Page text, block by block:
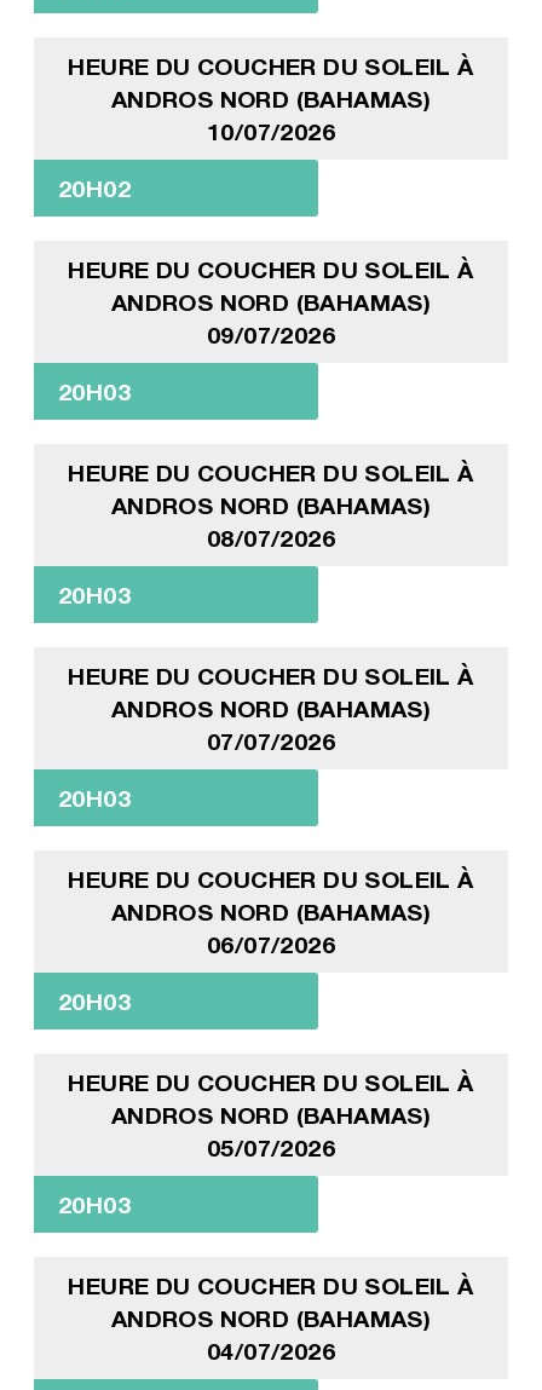
HEURE DU COUCHER DU SOLEIL À
ANDROS NORD (BAHAMAS)
10/07/2026
20H02
HEURE DU COUCHER DU SOLEIL À
ANDROS NORD (BAHAMAS)
09/07/2026
20H03
HEURE DU COUCHER DU SOLEIL À
ANDROS NORD (BAHAMAS)
08/07/2026
20H03
HEURE DU COUCHER DU SOLEIL À
ANDROS NORD (BAHAMAS)
07/07/2026
20H03
HEURE DU COUCHER DU SOLEIL À
ANDROS NORD (BAHAMAS)
06/07/2026
20H03
HEURE DU COUCHER DU SOLEIL À
ANDROS NORD (BAHAMAS)
05/07/2026
20H03
HEURE DU COUCHER DU SOLEIL À
ANDROS NORD (BAHAMAS)
04/07/2026